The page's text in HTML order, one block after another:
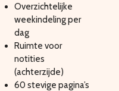
Overzichtelijke
weekindeling per
dag
Ruimte voor
notities
(achterzijde)
60 stevige pagina’s